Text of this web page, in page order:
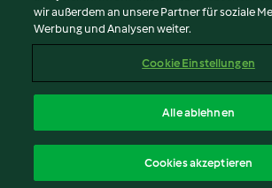
Impressum
Cookies
Abo kündigen
Erklärung zur Barrierefreiheit
wir außerdem an unsere Partner für soziale
Werbung und Analysen weiter.
Cookie Einstellungen
Alle ablehnen
Cookies akzeptieren